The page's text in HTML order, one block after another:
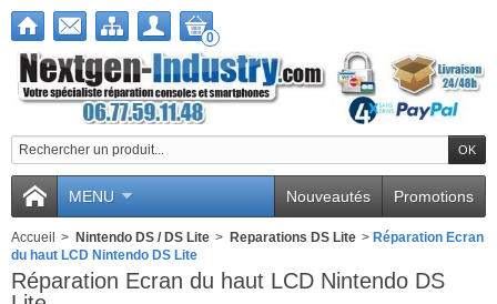
Nous utilisons des
cookies
Nous utilisons des cookies et d'autres
technologies de suivi pour améliorer
votre expérience de navigation sur
0
MENU Promotions
Nouveautés
Accueil > Nintendo DS / DS Lite > Reparations DS Lite > Réparation Ecran
du haut LCD Nintendo DS Lite
Réparation Ecran du haut LCD Nintendo DS